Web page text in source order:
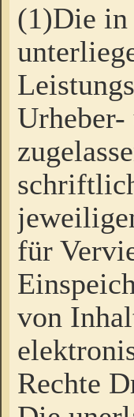
(1)Die in
für
von
Rechte